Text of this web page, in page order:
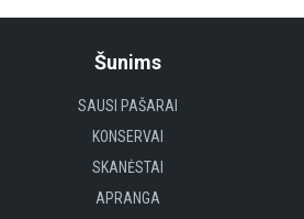
Šunims
SAUSI PAŠARAI
KONSERVAI
SKANĖSTAI
APRANGA